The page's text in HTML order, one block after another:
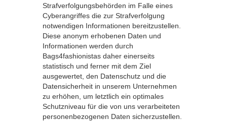
Strafverfolgungsbehörden im Falle eines
Cyberangriffes die zur Strafverfolgung
notwendigen Informationen bereitzustellen.
Diese anonym erhobenen Daten und
Informationen werden durch
Bags4fashionistas daher einerseits
statistisch und ferner mit dem Ziel
ausgewertet, den Datenschutz und die
Datensicherheit in unserem Unternehmen
zu erhöhen, um letztlich ein optimales
Schutzniveau für die von uns verarbeiteten
personenbezogenen Daten sicherzustellen.